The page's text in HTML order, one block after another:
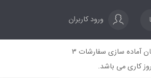
ورود کاربران
زمان آماده سازی سفارشات 3
روز کاری می باشد.